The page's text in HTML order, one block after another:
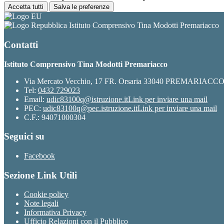
Accetta tutti Salva le preferenze
Istituto Comprensivo Tina Modotti Premariacco
Contatti
Istituto Comprensivo Tina Modotti Premariacco
Via Mercato Vecchio, 17 FR. Orsaria 33040
Tel: 0432 729023
Email: udic83100q@istruzione.itLink per inviare una mail
PEC: udic83100q@pec.istruzione.itLink per inviare una mail
C.F.: 94071000304
Seguici su
Facebook
Sezione Link Utili
Cookie policy
Note legali
Informativa Privacy
Ufficio Relazioni con il Pubblico